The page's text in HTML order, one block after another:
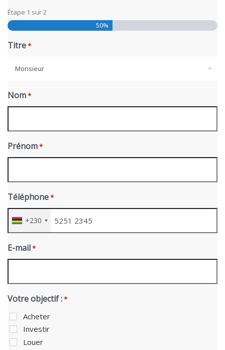
Étape 1 sur2
50%
Titre*
Monsieur
Nom*
Prénom*
Téléphone*
+230
E-mail*
Votre objectif :*
Acheter
Investir
Louer